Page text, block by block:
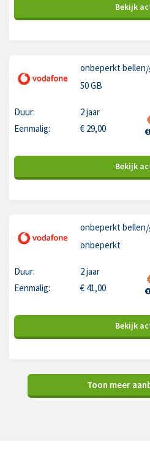
Bekijk
onbeperkt bellen
50 GB
Duur:
2 jaar
Eenmalig:
€ 29,00
Bekijk
onbeperkt bellen
onbeperkt
Duur:
2 jaar
Eenmalig:
€ 41,00
Bekijk
Toon meer